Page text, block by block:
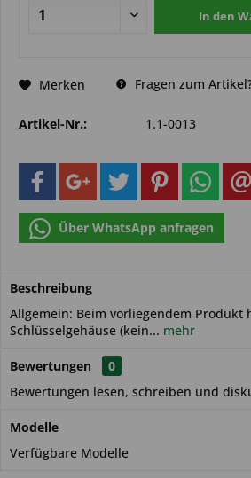
In den
Merken Fragen zum
Artikel-Nr.: 1.1-0013
Über WhatsApp anfragen
Beschreibung
Allgemein: Beim vorliegendem Produkt
Schlüsselgehäuse (kein... mehr
Bewertungen
0
Bewertungen lesen, schreiben und
Modelle
Verfügbare Modelle